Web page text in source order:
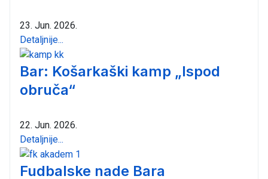
23. Jun. 2026.
Detaljnije...
Bar: Košarkaški kamp „Ispod
obruča“
22. Jun. 2026.
Detaljnije...
Fudbalske nade Bara